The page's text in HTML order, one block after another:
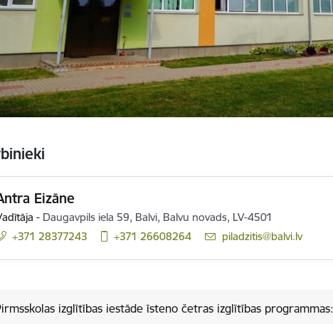
Eizāne
- Daugavpils iela 59, Balvi, Balvu novads, LV-4501
+371 28377243
+371 26608264 E-pasts:
piladzitis@balvi.lv
izglītības iestāde īsteno četras izglītības programmas: